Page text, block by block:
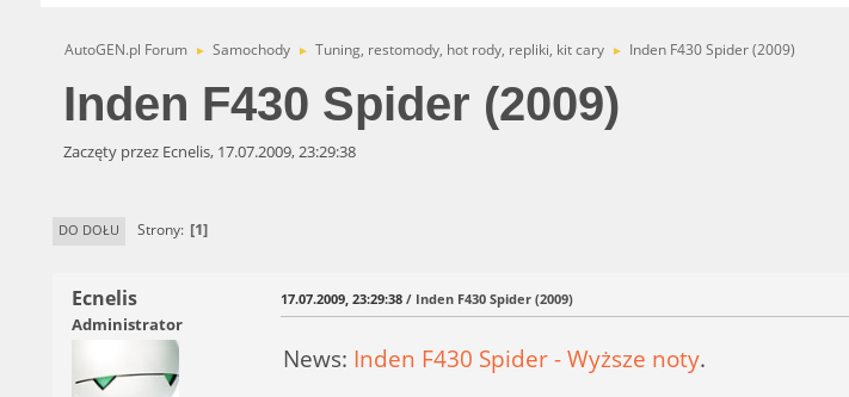
AutoGEN.pl Forum ► Samochody ► Tuning, restomody, hot rody, repliki, kit cary ► Inden F430 Spider (2009)
Inden F430 Spider (2009)
Zaczęty przez Ecnelis, 17.07.2009, 23:29:38
DO DOŁU Strony 1
Ecnelis
Administrator
17.07.2009, 23:29:38 / Inden F430 Spider (2009)
News: Inden F430 Spider - Wyższe noty.